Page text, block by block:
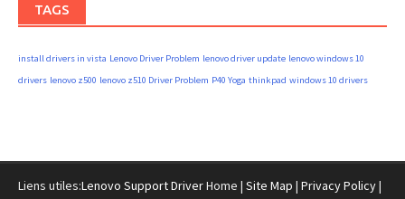
TAGS
install drivers in vista Lenovo Driver Problem lenovo driver update lenovo windows 10
drivers lenovo z500 lenovo z510 Driver Problem P40 Yoga thinkpad windows 10 drivers
Liens utiles:Lenovo Support DriverHome | Site Map | Privacy Policy|